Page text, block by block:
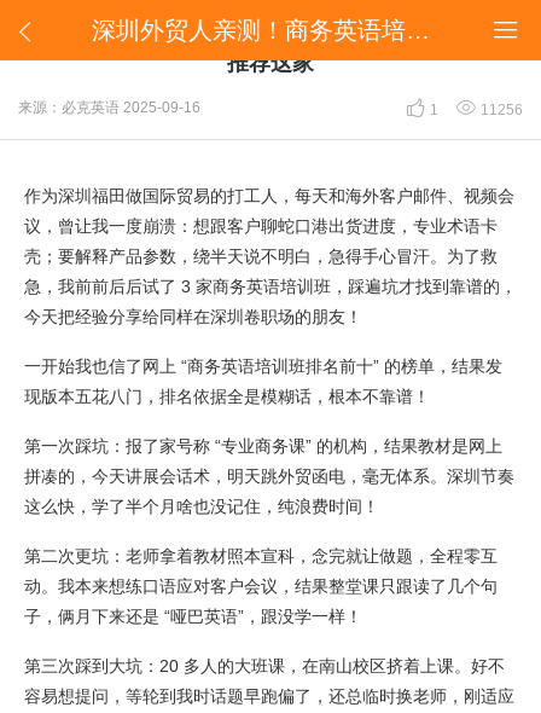
 
深圳外贸人亲测！商务英语培训班怎么选？避坑后推荐这家
深圳外贸人亲测！商务英语培训班怎么选？避坑后
推荐这家
来源：必克英语 2025-09-16  1  11256
作为深圳福田做国际贸易的打工人，每天和海外客户邮件、视频会
议，曾让我一度崩溃：想跟客户聊蛇口港出货进度，专业术语卡
壳；要解释产品参数，绕半天说不明白，急得手心冒汗。为了救
急，我前前后后试了 3 家商务英语培训班，踩遍坑才找到靠谱的，
今天把经验分享给同样在深圳卷职场的朋友！
一开始我也信了网上 “商务英语培训班排名前十” 的榜单，结果发
现版本五花八门，排名依据全是模糊话，根本不靠谱！
第一次踩坑：报了家号称 “专业商务课” 的机构，结果教材是网上
拼凑的，今天讲展会话术，明天跳外贸函电，毫无体系。深圳节奏
这么快，学了半个月啥也没记住，纯浪费时间！
第二次更坑：老师拿着教材照本宣科，念完就让做题，全程零互
动。我本来想练口语应对客户会议，结果整堂课只跟读了几个句
子，俩月下来还是 “哑巴英语”，跟没学一样！
第三次踩到大坑：20 多人的大班课，在南山校区挤着上课。好不
容易想提问，等轮到我时话题早跑偏了，还总临时换老师，刚适应